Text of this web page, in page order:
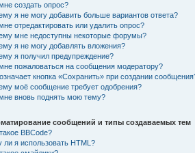
создать опрос?
я не могу добавить больше вариантов ответа?
отредактировать или удалить опрос?
мне недоступны некоторые форумы?
я не могу добавлять вложения?
я получил предупреждение?
пожаловаться на сообщения модератору?
кнопка «Сохранить» при создании
моё сообщение требует одобрения?
вновь поднять мою тему?
сообщений и типы создаваемых тем
BBCode?
ли я использовать HTML?